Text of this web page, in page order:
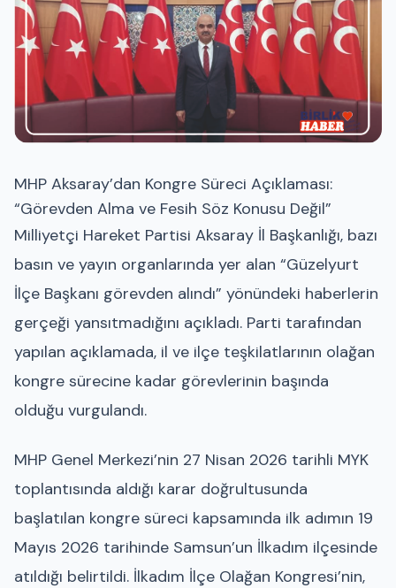
MHP Aksaray’dan Kongre Süreci Açıklaması:
“Görevden Alma ve Fesih Söz Konusu Değil”
Milliyetçi Hareket Partisi Aksaray İl Başkanlığı, bazı
basın ve yayın organlarında yer alan “Güzelyurt
İlçe Başkanı görevden alındı” yönündeki haberlerin
gerçeği yansıtmadığını açıkladı. Parti tarafından
yapılan açıklamada, il ve ilçe teşkilatlarının olağan
kongre sürecine kadar görevlerinin başında
olduğu vurgulandı.
MHP Genel Merkezi’nin 27 Nisan 2026 tarihli MYK
toplantısında aldığı karar doğrultusunda
başlatılan kongre süreci kapsamında ilk adımın 19
Mayıs 2026 tarihinde Samsun’un İlkadım ilçesinde
atıldığı belirtildi. İlkadım İlçe Olağan Kongresi’nin,